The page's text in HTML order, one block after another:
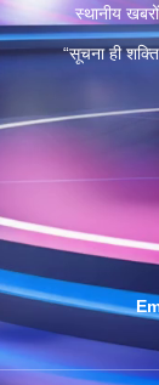
स्थानीय
“सूचना ही